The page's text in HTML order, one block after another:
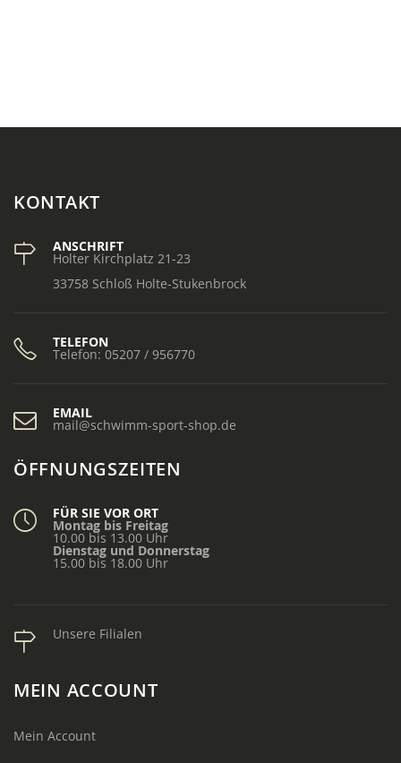
KONTAKT
ANSCHRIFT
Holter Kirchplatz 21-23
33758 Schloß Holte-Stukenbrock
TELEFON
Telefon: 05207 / 956770
EMAIL
mail@schwimm-sport-shop.de
ÖFFNUNGSZEITEN
FÜR SIE VOR ORT
Montag bis Freitag
10.00 bis 13.00 Uhr
Dienstag und Donnerstag
15.00 bis 18.00 Uhr
Unsere Filialen
MEIN ACCOUNT
Mein Account